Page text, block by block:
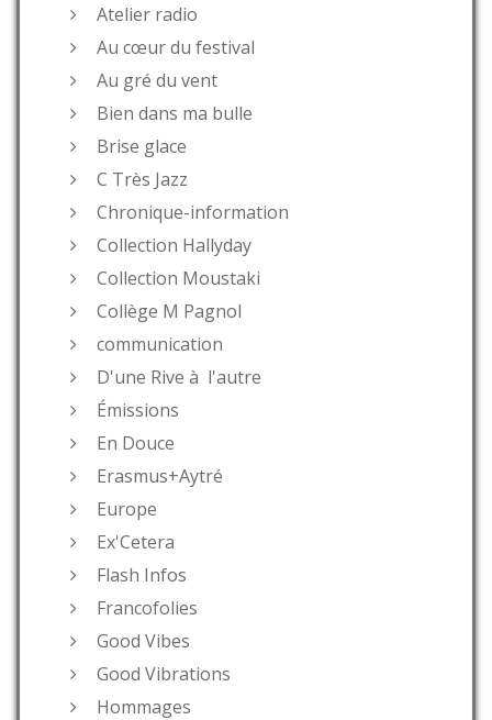
Atelier radio
Au cœur du festival
Au gré du vent
Bien dans ma bulle
Brise glace
C Très Jazz
Chronique-information
Collection Hallyday
Collection Moustaki
Collège M Pagnol
communication
D'une Rive à l'autre
Émissions
En Douce
Erasmus+Aytré
Europe
Ex'Cetera
Flash Infos
Francofolies
Good Vibes
Good Vibrations
Hommages